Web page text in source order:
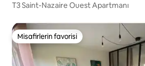
T3 Saint-Nazaire Ouest Apartmanı
Misafirlerin favorisi
Misafirlerin favorisi